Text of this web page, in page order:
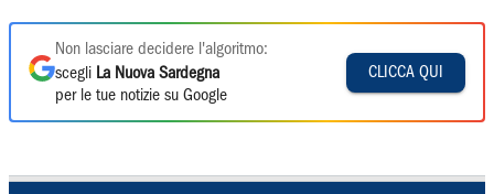
Non lasciare decidere l'algoritmo:
scegli La Nuova Sardegna
per le tue notizie su Google
CLICCA QUI